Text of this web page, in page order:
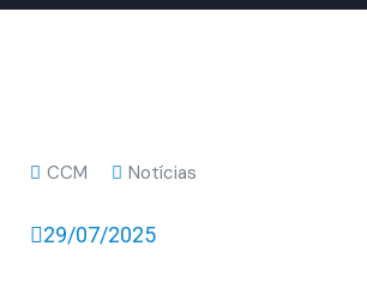
CCM Notícias
29/07/2025